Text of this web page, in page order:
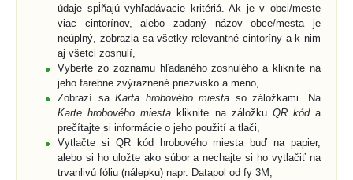
údaje spĺňajú vyhľadávacie kritériá. Ak je v obci/meste
viac cintorínov, alebo zadaný názov obce/mesta je
neúplný, zobrazia sa všetky relevantné cintoríny a k nim
aj všetci zosnulí,
Vyberte zo zoznamu hľadaného zosnulého a kliknite na
jeho farebne zvýraznené priezvisko a meno,
Zobrazí saKarta hrobového miesta so záložkami. Na
Karte hrobového miesta kliknite na záložku QR kóda
prečítajte si informácie o jeho použití a tlači,
Vytlačte si QR kód hrobového miesta buď na papier,
alebo si ho uložte ako súbor a nechajte si ho vytlačiť na
trvanlivú fóliu (nálepku) napr. Datapol od fy 3M,